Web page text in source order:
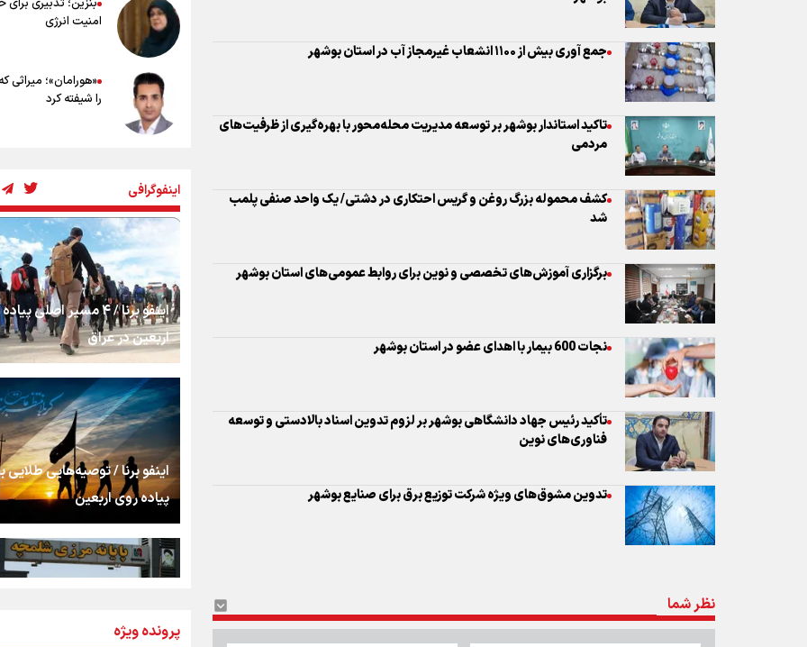
جمع آوری بیش از ۱۱۰۰ انشعاب غیرمجاز آب در استان بوشهر
تاکید استاندار بوشهر بر توسعه مدیریت محله‌محور با بهره‌گیری از ظرفیت‌های
مردمی
کشف محموله بزرگ روغن و گریس احتکاری در دشتی/ یک واحد صنفی پلمب
شد
برگزاری آموزش‌های تخصصی و نوین برای روابط‌ عمومی‌‌های استان بوشهر
نجات 600 بیمار با اهدای عضو در استان بوشهر
تأکید رئیس جهاد دانشگاهی بوشهر بر لزوم تدوین اسناد بالادستی و توسعه
فناوری‌های نوین
تدوین مشوق‌های ویژه شرکت توزیع برق برای صنایع بوشهر
نظر شما
بنزین؛ تدبیری
امنیت انرژی
«هورامان»؛ میراثی
را شیفته کرد
رسانه ملی و حق
شنیدن صدای
روایت ایران از کنار
از طلوع خیابان‌ها تا
اشک
جمله‌ای که بغض
را شکست؛ «آهای مردم،
تهران رفتند»
سه حسرتی که به
اینفوگرافی
اینفو برنا / ۴ مسیر اصلی
اربعین در عراق
اینفو برنا / توصیه‌هایی طلایی
پیاده روی اربعین
اینفو برنا / جدول کامل فاصله
پرونده ویژه